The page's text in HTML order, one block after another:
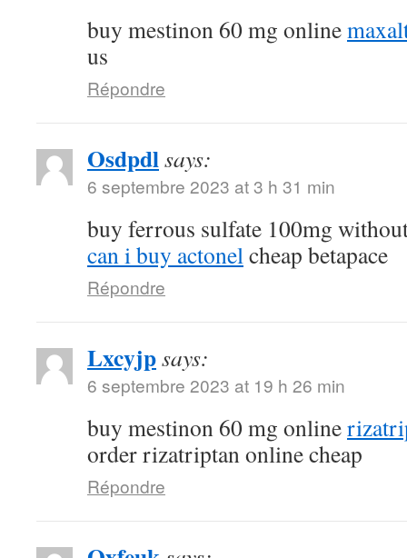
buy mestinon 60 mg online
us
Répondre
Osdpdlsays:
6 septembre 2023 at 3 h 31 min
buy ferrous sulfate 100mg
can i buy actonelcheap betapace
Répondre
Lxcyjpsays:
6 septembre 2023 at 19 h 26 min
buy mestinon 60 mg online
order rizatriptan online cheap
Répondre